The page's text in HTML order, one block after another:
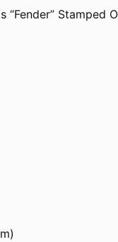
“Fender” Stamped